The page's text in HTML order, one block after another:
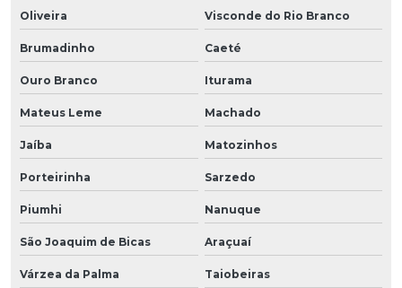
Oliveira Visconde do Rio Branco
Brumadinho Caeté
Ouro Branco Iturama
Mateus Leme Machado
Jaíba Matozinhos
Porteirinha Sarzedo
Piumhi Nanuque
São Joaquim de Bicas Araçuaí
Várzea da Palma Taiobeiras